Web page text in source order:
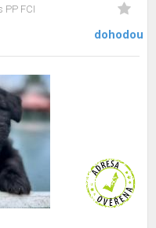
PP FCI
dohodou